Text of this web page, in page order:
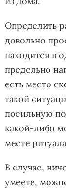
Определить
довольно
находится в
предельно
есть место
такой
посильную
какой-либо
месте
В случае,
умеете,